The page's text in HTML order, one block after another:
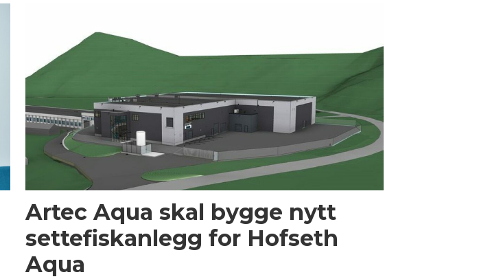
Artec Aqua skal bygge nytt
settefiskanlegg for Hofseth
Aqua